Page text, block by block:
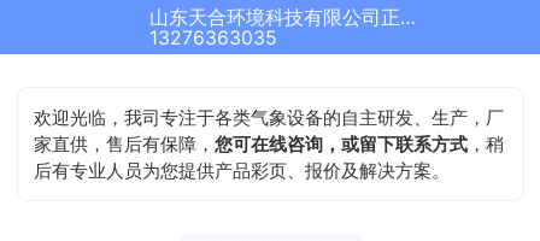
山东天合环境科技有限公司正在为您服务
13276363035
欢迎光临，我司专注于各类气象设备的自主研发、生产，厂
家直供，售后有保障，您可在线咨询，或留下联系方式 ，稍
后有专业人员为您提供产品彩页、报价及解决方案。